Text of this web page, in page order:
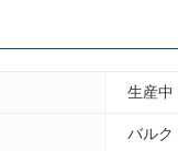
生産中
バルク